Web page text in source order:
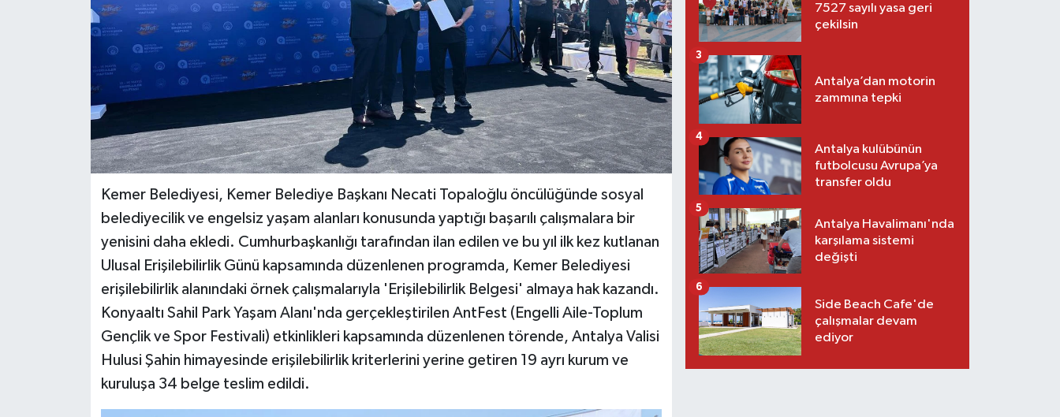
Kemer Belediyesi, Kemer Belediye Başkanı Necati Topaloğlu öncülüğünde sosyal
belediyecilik ve engelsiz yaşam alanları konusunda yaptığı başarılı çalışmalara bir
yenisini daha ekledi. Cumhurbaşkanlığı tarafından ilan edilen ve bu yıl ilk kez kutlanan
Ulusal Erişilebilirlik Günü kapsamında düzenlenen programda, Kemer Belediyesi
erişilebilirlik alanındaki örnek çalışmalarıyla 'Erişilebilirlik Belgesi' almaya hak kazandı.
Konyaaltı Sahil Park Yaşam Alanı'nda gerçekleştirilen AntFest (Engelli Aile-Toplum
Gençlik ve Spor Festivali) etkinlikleri kapsamında düzenlenen törende, Antalya Valisi
Hulusi Şahin himayesinde erişilebilirlik kriterlerini yerine getiren 19 ayrı kurum ve
kuruluşa 34 belge teslim edildi.
7527 sayılı yasa geri
çekilsin
Antalya’dan motorin
zammına tepki
3
Antalya kulübünün
futbolcusu Avrupa’ya
transfer oldu
4
Antalya Havalimanı'nda
karşılama sistemi
değişti
5
Side Beach Cafe'de
çalışmalar devam
ediyor
6
RÖPORTAJ
YAZARLAR
RESMİ İLAN